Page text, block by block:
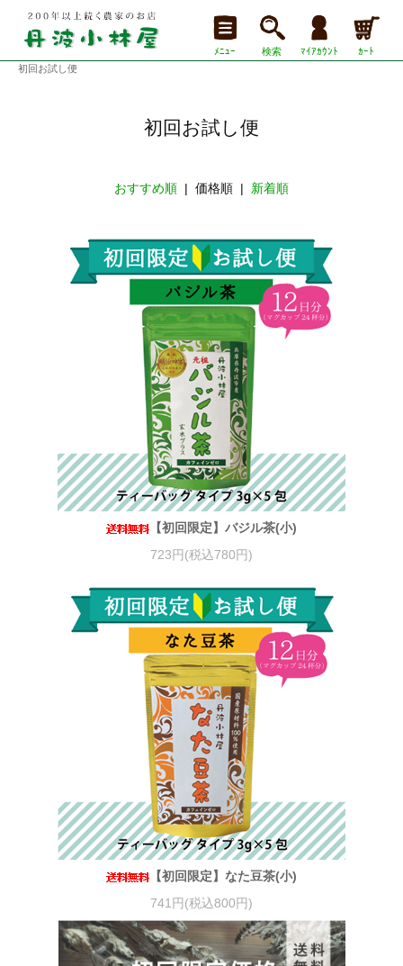
ﾒﾆｭｰ 検索 ﾏｲｱｶｳﾝﾄ
ｶｰﾄ
初回お試し便
初回お試し便
おすすめ順 | 価格順 | 新着順
【初回限定】バジル茶(小)
723円(税込780円)
【初回限定】なた豆茶(小)
741円(税込800円)